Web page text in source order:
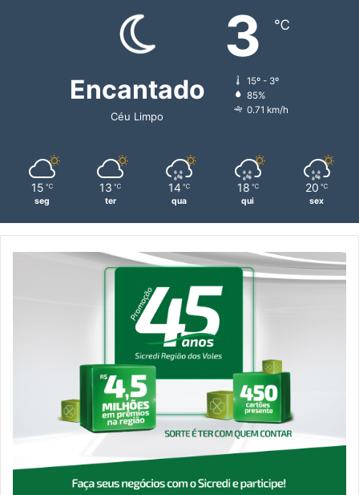
Encantado
Céu Limpo
3 ℃
15º - 3º
85%
0.71 km/h
15 ℃
seg
13 ℃
ter
14 ℃
qua
18 ℃
qui
20 ℃
sex